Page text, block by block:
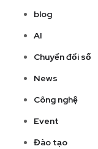
blog
AI
Chuyển đổi số
News
Công nghệ
Event
Đào tạo